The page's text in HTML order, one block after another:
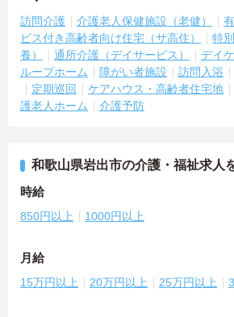
訪問介護 介護老人保健施設（老健）
ビス付き高齢者向け住宅（サ高住）
特
養）
通所介護（デイサービス） デイ
ループホーム
障がい者施設 訪問入浴
定期巡回
ケアハウス・高齢者住宅地
護老人ホーム
介護予防
和歌山県岩出市の介護・福祉求人
時給
850円以上 1000円以上
月給
15万円以上 20万円以上 25万円以上